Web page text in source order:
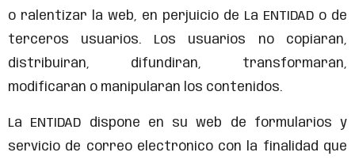
o ralentizar la web, en perjuicio de La ENTIDAD o de
terceros usuarios. Los usuarios no copiarán,
distribuirán, difundirán, transformarán,
modificarán o manipularán los contenidos.
La ENTIDAD dispone en su web de formularios y
servicio de correo electrónico con la finalidad que